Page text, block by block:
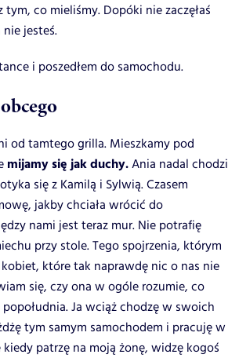
tym, co mieliśmy. Dopóki nie zaczęłaś
jesteś.
i poszedłem do samochodu.
od tamtego grilla. Mieszkamy pod
mijamy się jak duchy.Ania nadal chodzi
się z Kamilą i Sylwią. Czasem
jakby chciała wrócić do
nami jest teraz mur. Nie potrafię
przy stole. Tego spojrzenia, którym
kobiet, które tak naprawdę nic o nas nie
się, czy ona w ogóle rozumie, co
Ja wciąż chodzę w swoich
tym samym samochodem i pracuję w
patrzę na moją żonę, widzę kogoś